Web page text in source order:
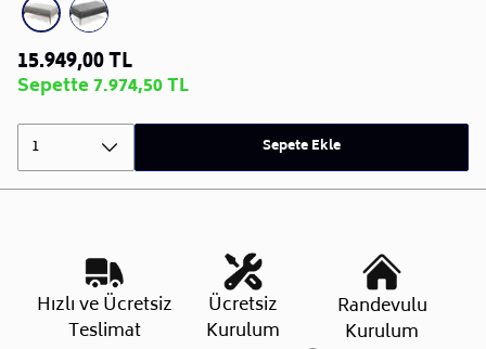
15.949,00 TL
Sepette 7.974,50 TL
1 Sepete Ekle
Hızlı ve Ücretsiz
Teslimat
Ücretsiz
Kurulum
Randevulu
Kurulum